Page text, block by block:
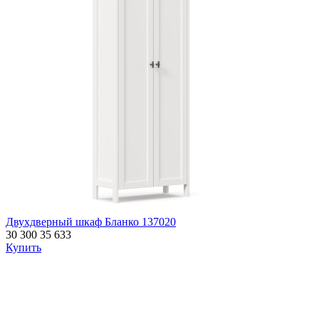
Двухдверный шкаф Бланко 137020
30 300 35 633
Купить